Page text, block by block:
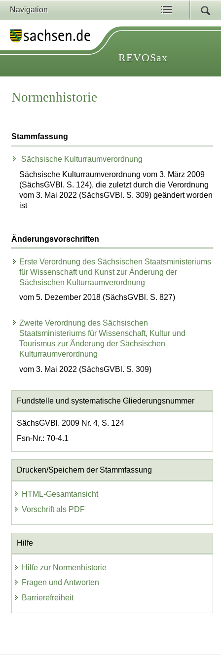
Navigation
REVOSax
Normenhistorie
Stammfassung
Sächsische Kulturraumverordnung
Sächsische Kulturraumverordnung vom 3. März 2009
(SächsGVBl. S. 124), die zuletzt durch die Verordnung
vom 3. Mai 2022 (SächsGVBl. S. 309) geändert worden
ist
Änderungsvorschriften
Erste Verordnung des Sächsischen Staatsministeriums
für Wissenschaft und Kunst zur Änderung der
Sächsischen Kulturraumverordnung
vom 5. Dezember 2018 (SächsGVBl. S. 827)
Zweite Verordnung des Sächsischen
Staatsministeriums für Wissenschaft, Kultur und
Tourismus zur Änderung der Sächsischen
Kulturraumverordnung
vom 3. Mai 2022 (SächsGVBl. S. 309)
Fundstelle und systematische Gliederungsnummer
SächsGVBl. 2009 Nr. 4, S. 124
Fsn-Nr.: 70-4.1
Drucken/Speichern der Stammfassung
HTML-Gesamtansicht
Vorschrift als PDF
Hilfe
Hilfe zur Normenhistorie
Fragen und Antworten
Barrierefreiheit